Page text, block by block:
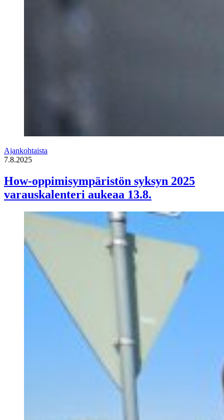
Ajankohtaista
7.8.2025
How-oppimisympäristön syksyn 2025
varauskalenteri aukeaa 13.8.